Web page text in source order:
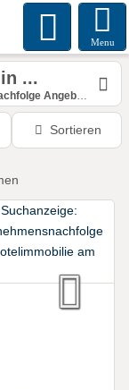
Menu
in ...
mit Angebots-oder Suchanzeige: Unternehmensnachfolge Angebote
Sortieren